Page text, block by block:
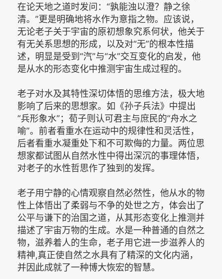
在论天地之道时发问：“孰能浊以澄？静之徐
清。”更是明确地将水作为意指之物。应该说，
无论老子关于宇宙的原初想象究系何状，他关于
有无关系思想的形成，以及对“无”的根本性描
述，明显是受到“汽”与“水”交互变化的启发，他
是从水的形态变化中推测宇宙生成过程的。
老子对水及其特性深切体悟的思维方法，极大地
影响了后来的思想家。如《孙子兵法》中提出
“兵形象水”；荀子则认可君主与庶民的“舟水之
喻”。前者看重水在运动中的规律性和灵活性，
后者看重水凝重处下和不可欺侮的力量。两位思
想家都试图从自然水性中得出深沉的事理体悟，
对老子的水性哲思作了独到的发挥。
老子用宁静的心情观察自然必然性，他从水的物
性上体悟出了柔弱与不争的处世之方，体会出了
公平与谦下的治国之道，从其形态变化上推测并
描述了宇宙万物的生成。水是一种普通的自然之
物，滋养着人的生命，老子用它进一步滋养人的
精神,真正使自然之水具有了精深的文化内涵，
并因此成就了一种博大恢宏的智慧。